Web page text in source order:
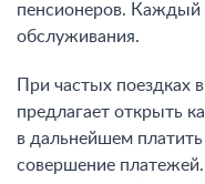
пенсионеров. Каждый
обслуживания.
При частых поездках
предлагает открыть
в дальнейшем
совершение